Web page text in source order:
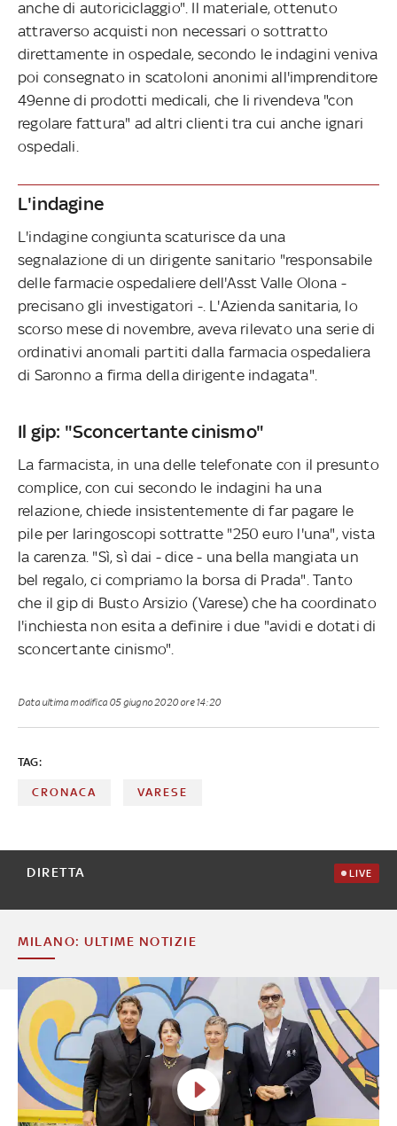
anche di autoriciclaggio". Il materiale, ottenuto
attraverso acquisti non necessari o sottratto
direttamente in ospedale, secondo le indagini veniva
poi consegnato in scatoloni anonimi all'imprenditore
49enne di prodotti medicali, che li rivendeva "con
regolare fattura" ad altri clienti tra cui anche ignari
ospedali.
L'indagine
L'indagine congiunta scaturisce da una
segnalazione di un dirigente sanitario "responsabile
delle farmacie ospedaliere dell'Asst Valle Olona -
precisano gli investigatori -. L'Azienda sanitaria, lo
scorso mese di novembre, aveva rilevato una serie di
ordinativi anomali partiti dalla farmacia ospedaliera
di Saronno a firma della dirigente indagata".
Il gip: "Sconcertante cinismo"
La farmacista, in una delle telefonate con il presunto
complice, con cui secondo le indagini ha una
relazione, chiede insistentemente di far pagare le
pile per laringoscopi sottratte "250 euro l'una", vista
la carenza. "Sì, sì dai - dice - una bella mangiata un
bel regalo, ci compriamo la borsa di Prada". Tanto
che il gip di Busto Arsizio (Varese) che ha coordinato
l'inchiesta non esita a definire i due "avidi e dotati di
sconcertante cinismo".
Data ultima modifica 05 giugno 2020 ore 14:20
TAG:
CRONACA VARESE
DIRETTA LIVE
MILANO: ULTIME NOTIZIE